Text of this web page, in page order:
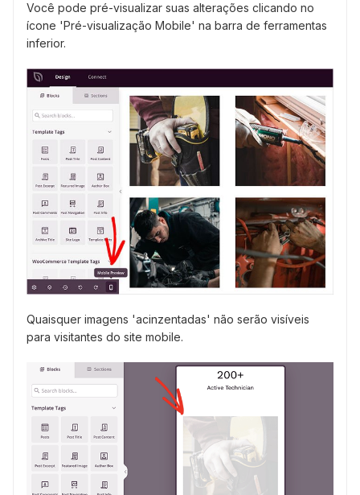
Você pode pré-visualizar suas alterações clicando no
ícone 'Pré-visualização Mobile' na barra de ferramentas
inferior.
Quaisquer imagens 'acinzentadas' não serão visíveis
para visitantes do site mobile.